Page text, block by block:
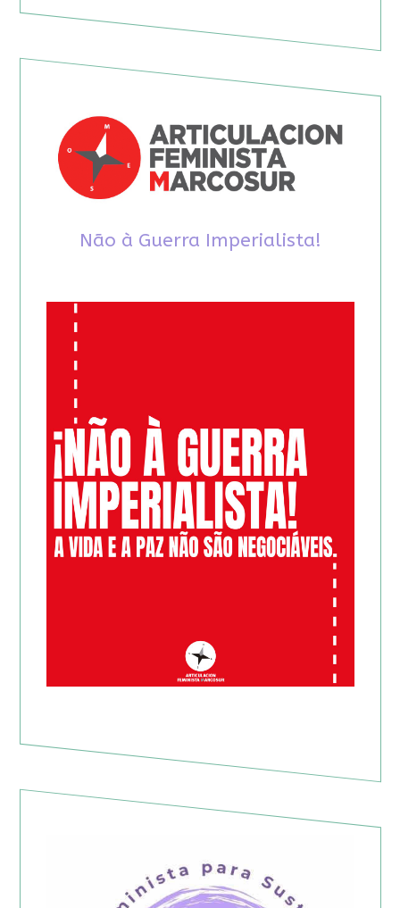
Não à Guerra Imperialista!